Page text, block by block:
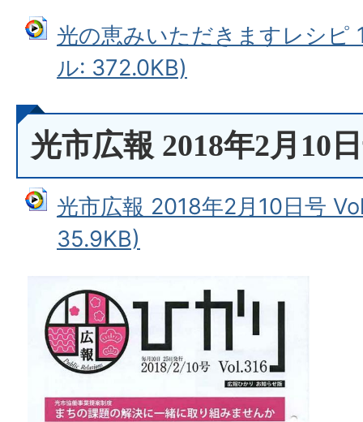
光の恵みいただきますレシピ
ル: 372.0KB)
光市広報 2018年2月10
光市広報 2018年2月10日号
35.9KB)